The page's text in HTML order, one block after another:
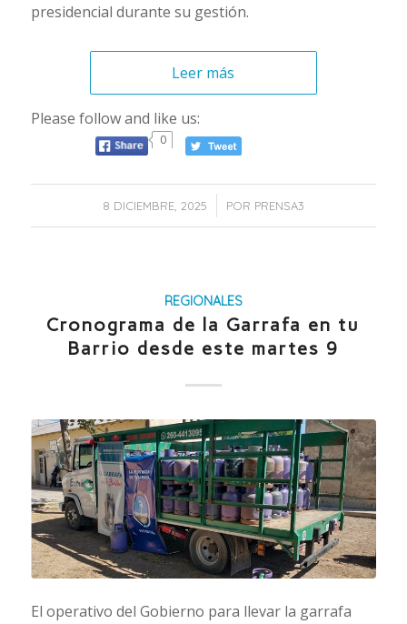
presidencial durante su gestión.
Leer más
Please follow and like us:
0
8 DICIEMBRE, 2025
/ POR PRENSA3
REGIONALES
Cronograma de la Garrafa en tu
Barrio desde este martes 9
El operativo del Gobierno para llevar la garrafa